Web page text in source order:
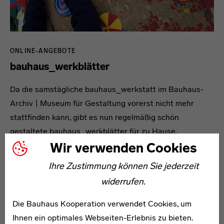
Wir verwenden Cookies
Ihre Zustimmung können Sie jederzeit
widerrufen.
Die Bauhaus Kooperation verwendet Cookies, um
Ihnen ein optimales Webseiten-Erlebnis zu bieten.
ONLINE-ANGEBOTE
bauhaus_werkblätter
Da die samstägliche bauhaus_werkstatt im Bauhaus-
Archiv | Museum für Gestaltung vorerst nicht mehr
stattfinden kann, gibt es nun regelmäßig schön
gestaltete bauhaus_werkblätter für zu Hause.